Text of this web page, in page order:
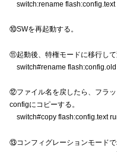
switch:rename flash:config.text
⑩SWを再起動する。
⑪起動後、特権モードに移行し
switch#rename
⑫ファイル名を戻したら、フラ
configにコピーする。
switch#copy flash:config.text
⑬コンフィグレーションモード